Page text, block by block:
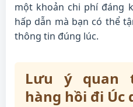
một khoản chi phí đáng
hấp dẫn mà bạn có thể
thông tin đúng lúc.
Lưu ý quan
hàng hồi đi Úc